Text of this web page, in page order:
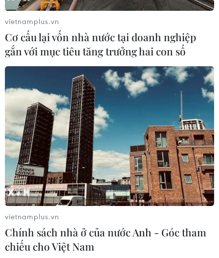
vietnamplus.vn
Cơ cấu lại vốn nhà nước tại doanh nghiệp
gắn với mục tiêu tăng trưởng hai con số
vietnamplus.vn
Chính sách nhà ở của nước Anh - Góc tham
chiếu cho Việt Nam